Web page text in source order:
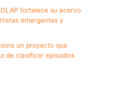
fortalece su acervo
emergentes y
un proyecto que
de clasificar episodios